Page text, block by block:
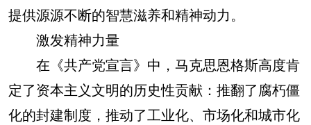
提供源源不断的智慧滋养和精神动力。
激发精神力量
在《共产党宣言》中，马克思恩格斯高度肯
定了资本主义文明的历史性贡献：推翻了腐朽僵
化的封建制度，推动了工业化、市场化和城市化